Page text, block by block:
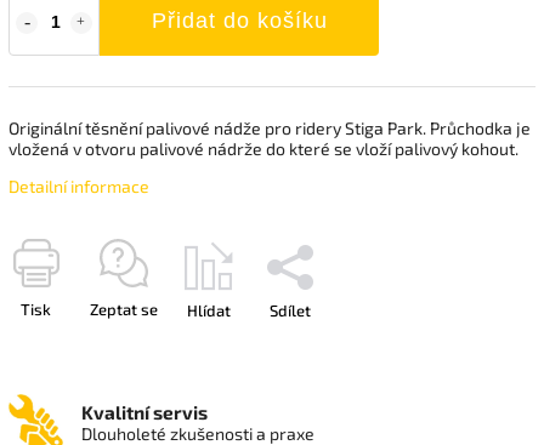
Přidat do košíku
Originální těsnění palivové nádže pro ridery Stiga Park. Průchodka je
vložená v otvoru palivové nádrže do které se vloží palivový kohout.
Detailní informace
Tisk Zeptat se Hlídat Sdílet
Kvalitní servis
Dlouholeté zkušenosti a praxe